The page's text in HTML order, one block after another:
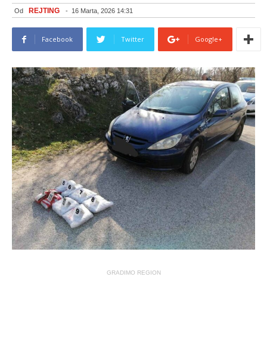
Od REJTING - 16 Marta, 2026 14:31
Facebook Twitter Google+
GRADIMO REGION